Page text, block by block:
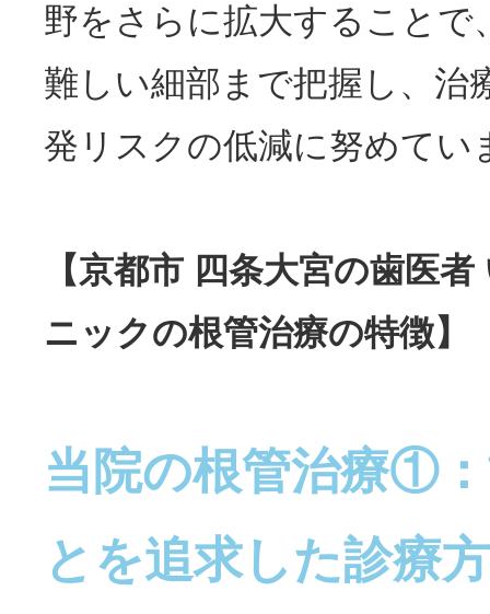
野をさらに拡大することで
難しい細部まで把握し、治
発リスクの低減に努めてい
【京都市 四条大宮の歯医
ニックの根管治療の特徴】
当院の根管治療①
とを追求した診療